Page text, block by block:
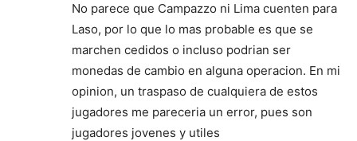
No parece que Campazzo ni Lima cuenten para
Laso, por lo que lo mas probable es que se
marchen cedidos o incluso podrian ser
monedas de cambio en alguna operacion. En mi
opinion, un traspaso de cualquiera de estos
jugadores me pareceria un error, pues son
jugadores jovenes y utiles